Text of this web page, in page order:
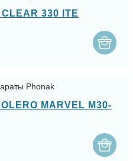
330 ITE
Phonak
MARVEL M30-